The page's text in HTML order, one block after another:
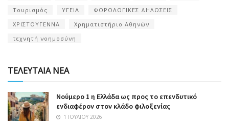
Τουρισμός
ΥΓΕΙΑ
ΦΟΡΟΛΟΓΙΚΕΣ ΔΗΛΩΣΕΙΣ
ΧΡΙΣΤΟΥΓΕΝΝΑ
Χρηματιστήριο Αθηνών
τεχνητή νοημοσύνη
ΤΕΛΕΥΤΑΙΑ ΝΕΑ
Nούμερο 1 η Ελλάδα ως προς το επενδυτικό
ενδιαφέρον στον κλάδο φιλοξενίας
1 ΙΟΥΛΊΟΥ 2026